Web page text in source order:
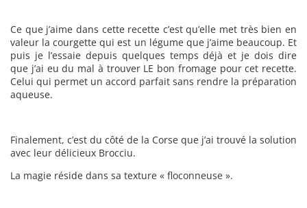
Ce que j’aime dans cette recette c’est qu’elle met très bien en
valeur la courgette qui est un légume que j’aime beaucoup. Et
puis je l’essaie depuis quelques temps déjà et je dois dire
que j’ai eu du mal à trouver LE bon fromage pour cet recette.
Celui qui permet un accord parfait sans rendre la préparation
aqueuse.
Finalement, c’est du côté de la Corse que j’ai trouvé la solution
avec leur délicieux Brocciu.
La magie réside dans sa texture « floconneuse ».